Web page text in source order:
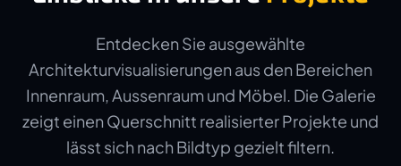
Entdecken Sie ausgewählte
Architekturvisualisierungen aus den Bereichen
Innenraum, Aussenraum und Möbel. Die Galerie
zeigt einen Querschnitt realisierter Projekte und
lässt sich nach Bildtyp gezielt filtern.